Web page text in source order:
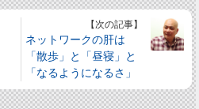
【次の記事】
ネットワークの肝は
「散歩」と「昼寝」と
「なるようになるさ」